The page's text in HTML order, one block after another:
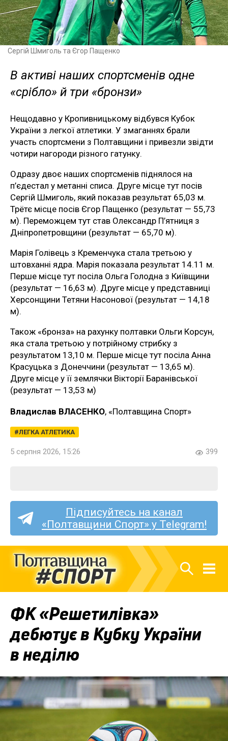
Сергій Шмиголь та Єгор Пащенко
В активі наших спортсменів одне
«срібло» й три «бронзи»
Нещодавно у Кропивницькому відбувся Кубок
України з легкої атлетики. У змаганнях брали
участь спортсмени з Полтавщини і привезли звідти
чотири нагороди різного гатунку.
Одразу двоє наших спортсменів піднялося на
п’єдестал у метанні списа. Друге місце тут посів
Сергій Шмиголь, який показав результат 65,03 м.
Трётє місце посів Єгор Пащенко (результат — 55,73
м). Переможцем тут став Олександр П’ятниця з
Дніпропетровщини (результат — 65,70 м).
Марія Голівець з Кременчука стала третьою у
штовханні ядра. Марія показала результат 14.11 м.
Перше місце тут посіла Ольга Голодна з Київщини
(результат — 16,63 м). Друге місце у представниці
Херсонщини Тетяни Насонової (результат — 14,18
м).
Також «бронза» на рахунку полтавки Ольги Корсун,
яка стала третьою у потрійному стрибку з
результатом 13,10 м. Перше місце тут посіла Анна
Красуцька з Донеччини (результат — 13,65 м).
Друге місце у її землячки Вікторії Баранівської
(результат — 13,53 м)
Владислав ВЛАСЕНКО, «Полтавщина Спорт»
ЛЕГКА АТЛЕТИКА
5 серпня 2026, 15:26 399
Підписуйтесь на канал
«Полтавщини Спорт» у Telegram!
ФК «Решетилівка»
дебютує в Кубку України
в неділю